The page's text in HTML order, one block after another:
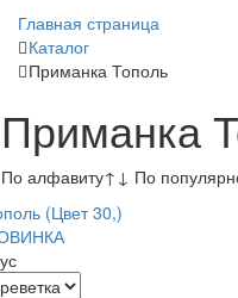
Главная страница
Каталог
Приманка Тополь
Приманка
По алфавиту↑ ↓ По
(Цвет 30,)